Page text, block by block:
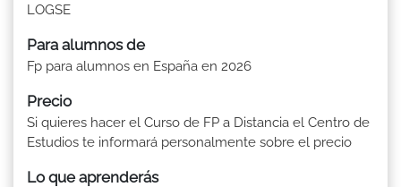
LOGSE
Para alumnos de
Fp para alumnos en España en 2026
Precio
Si quieres hacer el Curso de FP a Distancia el Centro de
Estudios te informará personalmente sobre el precio
Lo que aprenderás